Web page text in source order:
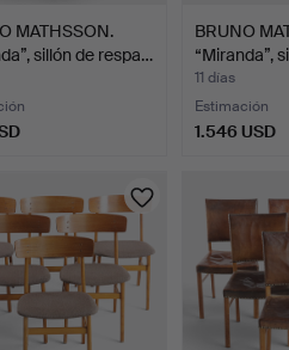
MATHSSON.
sillón de respa…
BRUNO
“Miranda”,
11 días
Estimación
1.546 USD